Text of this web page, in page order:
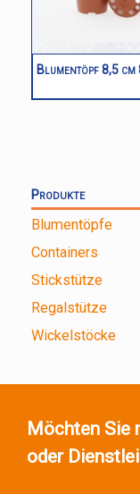
Blumentöpf 8,5 cm
Produkte
Blumentöpfe
Containers
Stickstütze
Regalstütze
Wickelstöcke
Möchten Sie
oder